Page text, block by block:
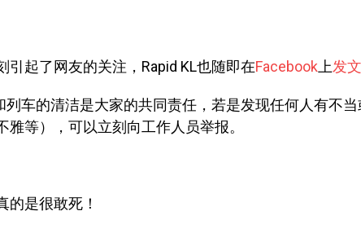
起了网友的关注，Rapid KL也随即在Facebook上发文
列车的清洁是大家的共同责任，若是发现任何人有不
等），可以立刻向工作人员举报。
的是很敢死！